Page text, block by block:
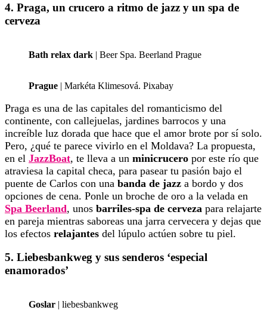
4. Praga, un crucero a ritmo de jazz y un spa de
cerveza
Bath relax dark | Beer Spa. Beerland Prague
Prague | Markéta Klimesová. Pixabay
Praga es una de las capitales del romanticismo del
continente, con callejuelas, jardines barrocos y una
increíble luz dorada que hace que el amor brote por sí solo.
Pero, ¿qué te parece vivirlo en el Moldava? La propuesta,
en el JazzBoat, te lleva a un minicrucero por este río que
atraviesa la capital checa, para pasear tu pasión bajo el
puente de Carlos con una banda de jazz a bordo y dos
opciones de cena. Ponle un broche de oro a la velada en
Spa Beerland, unos barriles-spa de cerveza para relajarte
en pareja mientras saboreas una jarra cervecera y dejas que
los efectos relajantes del lúpulo actúen sobre tu piel.
5. Liebesbankweg y sus senderos ‘especial
enamorados’
Goslar | liebesbankweg